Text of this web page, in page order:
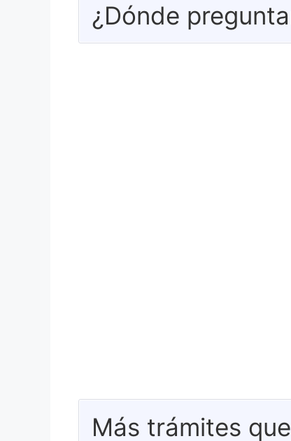
¿Dónde
Más trámites